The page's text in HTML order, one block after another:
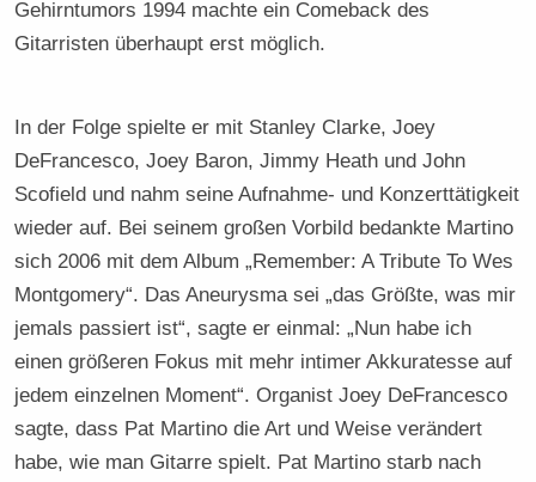
Gehirntumors 1994 machte ein Comeback des
Gitarristen überhaupt erst möglich.
In der Folge spielte er mit Stanley Clarke, Joey
DeFrancesco, Joey Baron, Jimmy Heath und John
Scofield und nahm seine Aufnahme- und Konzerttätigkeit
wieder auf. Bei seinem großen Vorbild bedankte Martino
sich 2006 mit dem Album „Remember: A Tribute To Wes
Montgomery“. Das Aneurysma sei „das Größte, was mir
jemals passiert ist“, sagte er einmal: „Nun habe ich
einen größeren Fokus mit mehr intimer Akkuratesse auf
jedem einzelnen Moment“. Organist Joey DeFrancesco
sagte, dass Pat Martino die Art und Weise verändert
habe, wie man Gitarre spielt. Pat Martino starb nach